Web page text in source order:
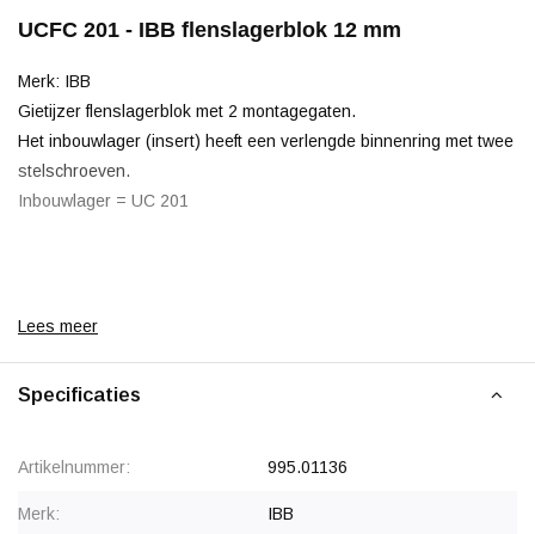
UCFC 201 - IBB flenslagerblok 12 mm
Merk: IBB
Gietijzer flenslagerblok met 2 montagegaten.
Het inbouwlager (insert) heeft een verlengde binnenring met twee
stelschroeven.
Inbouwlager = UC 201
Korting vanaf 20 stuks
Vanaf 50 stuks prijs op aanvraag.
Lees meer
Specificaties
Artikelnummer: 995.01136
Merk: IBB